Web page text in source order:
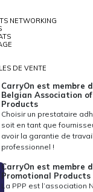
NETWORKING
DE VENTE
CarryOn est membre
Belgian Association
Products
Choisir un prestataire
soit en tant que
avoir la garantie de
professionnel !
CarryOn est membre
Promotional Products
La PPP est l’association